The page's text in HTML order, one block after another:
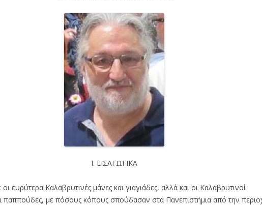
Ι. ΕΙΣΑΓΩΓΙΚΑ
ευρύτερα Καλαβρυτινές μάνες και γιαγιάδες, αλλά και οι Καλαβρυτινοί
παππούδες, με πόσους κόπους σπούδασαν στα Πανεπιστήμια από την